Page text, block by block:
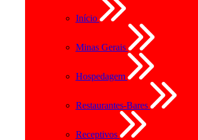
Início
Minas Gerais
Hospedagem
Restaurantes-Bares
Receptivos